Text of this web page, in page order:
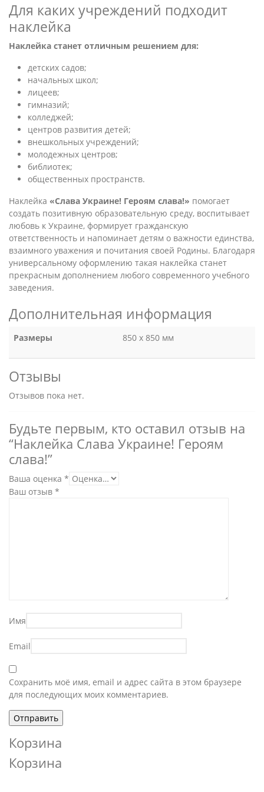
Для каких учреждений подходит
наклейка
Наклейка станет отличным решением для:
детских садов;
начальных школ;
лицеев;
гимназий;
колледжей;
центров развития детей;
внешкольных учреждений;
молодежных центров;
библиотек;
общественных пространств.
Наклейка «Слава Украине! Героям слава!» помогает
создать позитивную образовательную среду, воспитывает
любовь к Украине, формирует гражданскую
ответственность и напоминает детям о важности единства,
взаимного уважения и почитания своей Родины. Благодаря
универсальному оформлению такая наклейка станет
прекрасным дополнением любого современного учебного
заведения.
Дополнительная информация
Размеры 850 х 850 мм
Отзывы
Отзывов пока нет.
Будьте первым, кто оставил отзыв на
“Наклейка Слава Украине! Героям
слава!”
Ваша оценка *
Ваш отзыв *
Имя
Email
Сохранить моё имя, email и адрес сайта в этом браузере
для последующих моих комментариев.
Корзина
Корзина